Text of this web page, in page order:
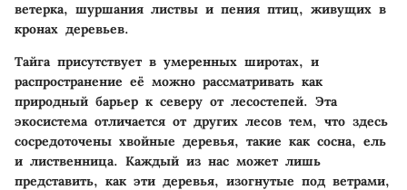
ветерка, шуршания листвы и пения птиц, живущих в
кронах деревьев.
Тайга присутствует в умеренных широтах, и
распространение её можно рассматривать как
природный барьер к северу от лесостепей. Эта
экосистема отличается от других лесов тем, что здесь
сосредоточены хвойные деревья, такие как сосна, ель
и лиственница. Каждый из нас может лишь
представить, как эти деревья, изогнутые под ветрами,